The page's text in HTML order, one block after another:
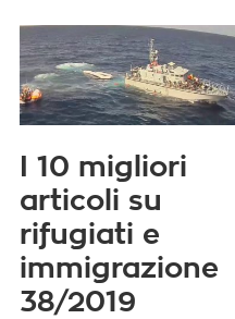
I 10 migliori
articoli su
rifugiati e
immigrazione
38/2019